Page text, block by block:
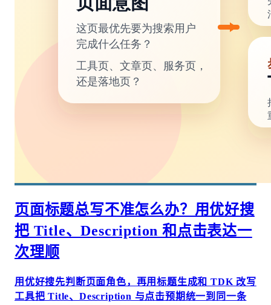
页面标题总写不准怎么办？用优好搜
把 Title、Description 和点击表达一
次理顺
用优好搜先判断页面角色，再用标题生成和 TDK 改写
工具把 Title、Description 与点击预期统一到同一条